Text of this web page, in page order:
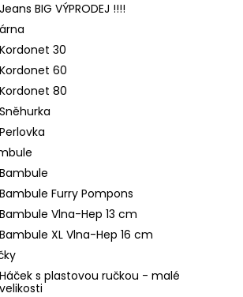
Jeans BIG VÝPRODEJ !!!!
Kordonet 30
Kordonet 60
Kordonet 80
Sněhurka
Perlovka
Bambule
Bambule Furry Pompons
Bambule Vlna-Hep 13 cm
Bambule XL Vlna-Hep 16 cm
Háček s plastovou ručkou - malé
velikosti